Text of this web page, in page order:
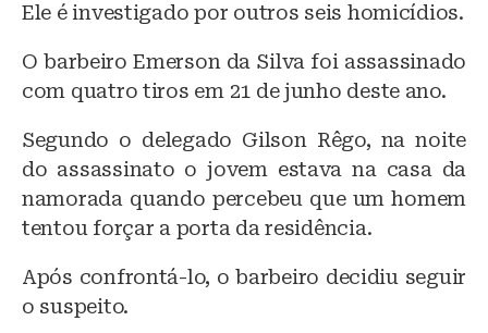
Ele é investigado por outros seis homicídios.
O barbeiro Emerson da Silva foi assassinado
com quatro tiros em 21 de junho deste ano.
Segundo o delegado Gilson Rêgo, na noite
do assassinato o jovem estava na casa da
namorada quando percebeu que um homem
tentou forçar a porta da residência.
Após confrontá-lo, o barbeiro decidiu seguir
o suspeito.